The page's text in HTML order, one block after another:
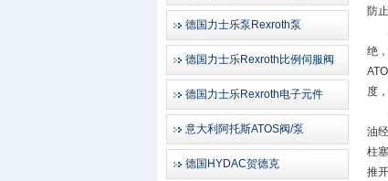
德国力士乐泵Rexroth泵
德国力士乐Rexroth比例伺服阀
德国力士乐Rexroth电子元件
意大利阿托斯ATOS阀/泵
德国HYDAC贺德克
防
出
绝
度
油
柱
推